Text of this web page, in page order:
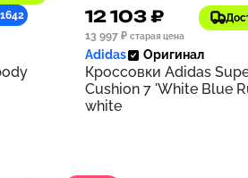
1642
12 103 ₽
13 997 ₽ старая цена
Adidas Оригинал
Кроссовки Adidas
Cushion 7 'White Blue
white